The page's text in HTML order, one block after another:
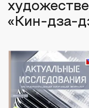
«Кин-дза-